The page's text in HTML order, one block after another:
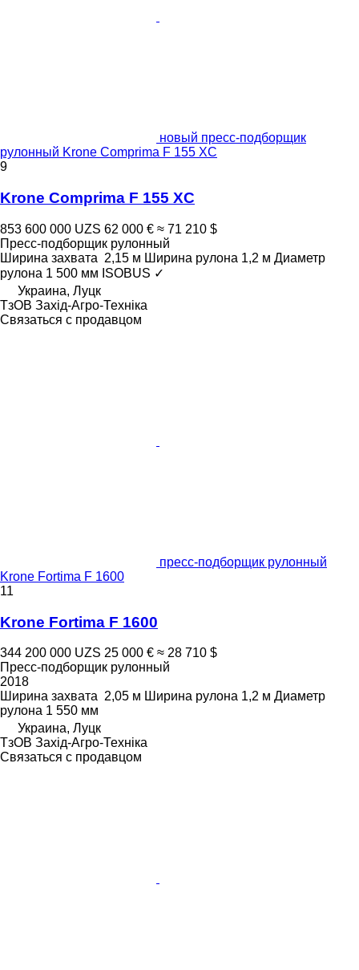
новый пресс-подборщик
рулонный Krone Comprima F 155 XC
9
Krone Comprima F 155 XC
853 600 000 UZS 62 000 € ≈ 71 210 $
Пресс-подборщик рулонный
Ширина захвата 2,15 м Ширина рулона 1,2 м Диаметр
рулона 1 500 мм ISOBUS ✓
Украина, Луцк
ТзОВ Захід-Агро-Техніка
Связаться с продавцом
пресс-подборщик рулонный
Krone Fortima F 1600
11
Krone Fortima F 1600
344 200 000 UZS 25 000 € ≈ 28 710 $
Пресс-подборщик рулонный
2018
Ширина захвата 2,05 м Ширина рулона 1,2 м Диаметр
рулона 1 550 мм
Украина, Луцк
ТзОВ Захід-Агро-Техніка
Связаться с продавцом